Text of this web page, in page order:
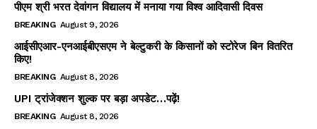
पीएम श्री भरत देवांगन विद्यालय में मनाया गया विश्व आदिवासी दिवस
BREAKING August 9, 2026
आईसीएआर-एनआईबीएसएम ने बेल्टुकरी के किसानों को स्टोरेज बिन वितरित
किए!
BREAKING August 8, 2026
UPI ट्रांजेक्शन शुल्क पर बड़ा अपडेट…पढ़ें!
BREAKING August 8, 2026